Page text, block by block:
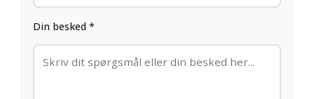
Din besked *